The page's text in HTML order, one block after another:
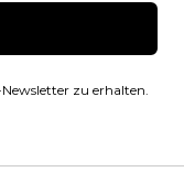
zu erhalten.